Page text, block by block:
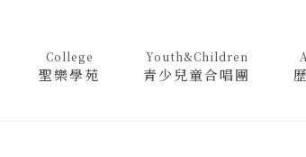
College
聖樂學苑
Youth&Children
青少兒童合唱團